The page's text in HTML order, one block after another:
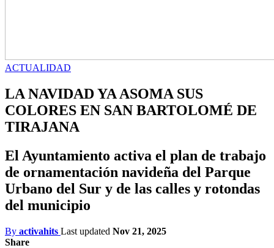
ACTUALIDAD
LA NAVIDAD YA ASOMA SUS
COLORES EN SAN BARTOLOMÉ DE
TIRAJANA
El Ayuntamiento activa el plan de trabajo
de ornamentación navideña del Parque
Urbano del Sur y de las calles y rotondas
del municipio
By activahits Last updated Nov 21, 2025
Share